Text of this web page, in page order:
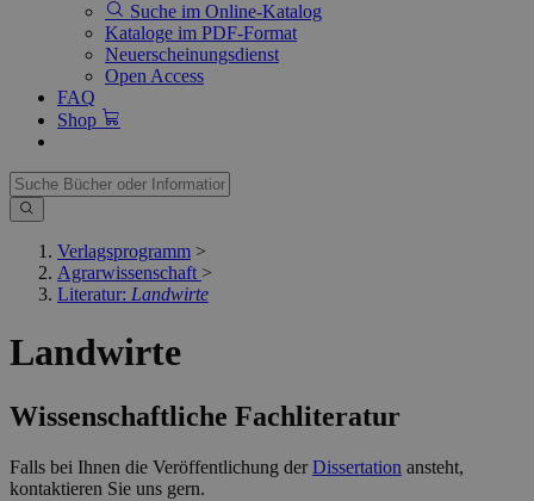
Suche im Online-Katalog
Kataloge im PDF-Format
Neuerscheinungsdienst
Open Access
FAQ
Shop
Verlagsprogramm >
Agrarwissenschaft >
Literatur: Landwirte
Landwirte
Wissenschaftliche Fachliteratur
Falls bei Ihnen die Veröffentlichung derDissertation ansteht,
kontaktieren Sie uns gern.